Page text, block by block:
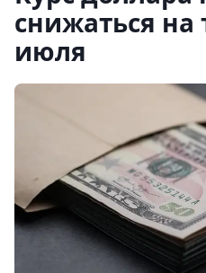
снижаться на
июля